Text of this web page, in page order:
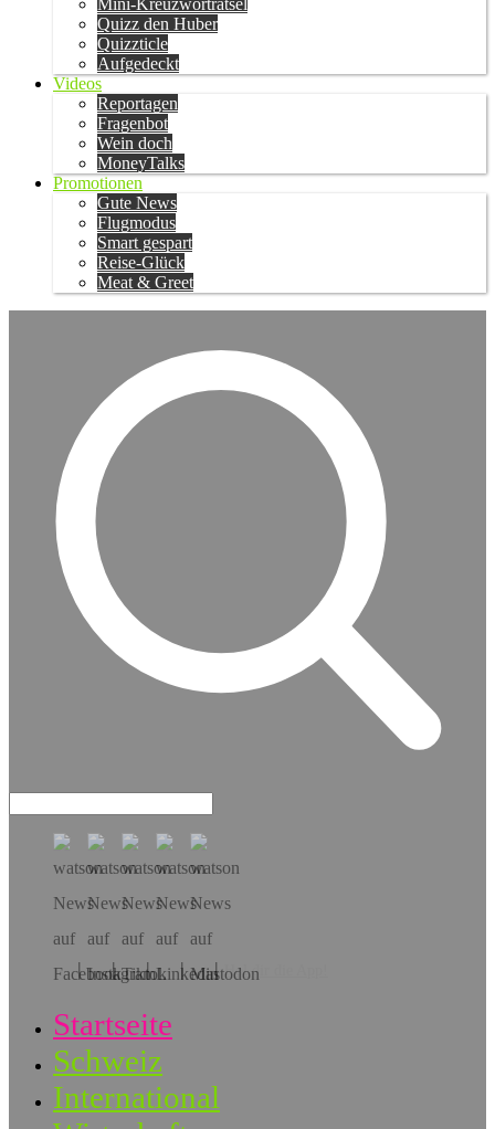
Mini-Kreuzworträtsel
Quizz den Huber
Quizzticle
Aufgedeckt
Videos
Reportagen
Fragenbot
Wein doch
MoneyTalks
Promotionen
Gute News
Flugmodus
Smart gespart
Reise-Glück
Meat & Greet
Hol dir die App!
Startseite
Schweiz
International